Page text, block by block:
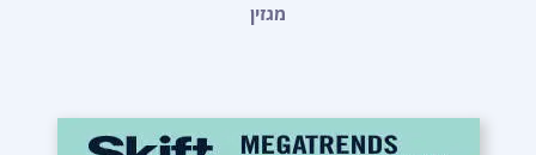
מגזין